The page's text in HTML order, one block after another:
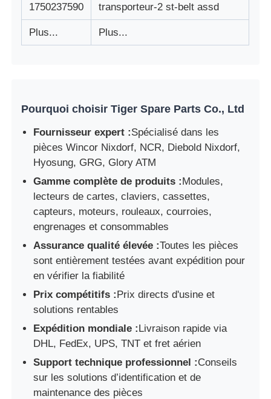
1750237590 transporteur-2 st-belt assd
Plus... Plus...
Pourquoi choisir Tiger Spare Parts Co., Ltd
Fournisseur expert :Spécialisé dans les
pièces Wincor Nixdorf, NCR, Diebold Nixdorf,
Hyosung, GRG, Glory ATM
Gamme complète de produits :Modules,
lecteurs de cartes, claviers, cassettes,
capteurs, moteurs, rouleaux, courroies,
engrenages et consommables
Assurance qualité élevée :Toutes les pièces
sont entièrement testées avant expédition pour
en vérifier la fiabilité
Prix ​​compétitifs :Prix ​​​​directs d'usine et
solutions rentables
Expédition mondiale :Livraison rapide via
DHL, FedEx, UPS, TNT et fret aérien
Support technique professionnel :Conseils
sur les solutions d’identification et de
maintenance des pièces